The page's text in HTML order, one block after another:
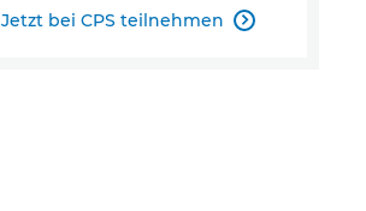
Jetzt bei CPS teilnehmen 